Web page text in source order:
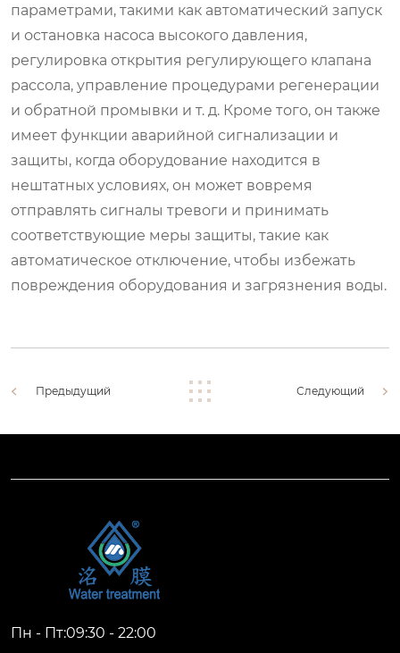
параметрами, такими как автоматический запуск
и остановка насоса высокого давления,
регулировка открытия регулирующего клапана
рассола, управление процедурами регенерации
и обратной промывки и т. д. Кроме того, он также
имеет функции аварийной сигнализации и
защиты, когда оборудование находится в
нештатных условиях, он может вовремя
отправлять сигналы тревоги и принимать
соответствующие меры защиты, такие как
автоматическое отключение, чтобы избежать
повреждения оборудования и загрязнения воды.
Предыдущий Следующий
Пн - Пт:09:30 - 22:00